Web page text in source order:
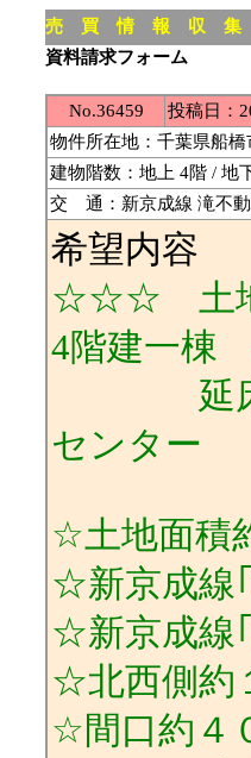
売 買 情 報 収
資料請求フォーム
No.36459 投稿日：
物件所在地：千葉県船橋
建物階数：地上 4階 / 地
交 通：新京成線 滝不
希望内容
☆☆☆ 土地
4階建一
延床
センター
☆土地面積
☆新京成線
☆新京成線
☆北西側約
☆間口約４